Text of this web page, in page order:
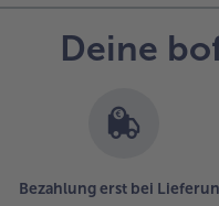
Deine
Bezahlung erst bei